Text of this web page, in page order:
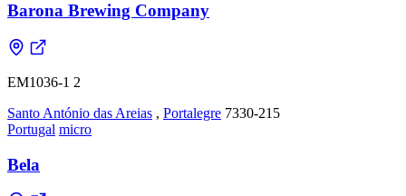
Barona Brewing Company
EM1036-1 2
Santo António das Areias , Portalegre 7330-215
Portugal micro
Bela